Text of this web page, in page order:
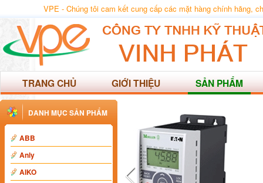
VPE - Chúng tôi cam kết cung cấp các mặt hàng chính hãng,
TRANG CHỦ GIỚI THIỆU SẢN PHẨM
DANH MỤC SẢN PHẨM
ABB
Anly
AIKO